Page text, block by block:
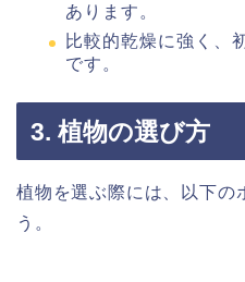
あります。
比較的乾燥に強く、
です。
3. 植物の選び方
植物を選ぶ際には、以下の
う。